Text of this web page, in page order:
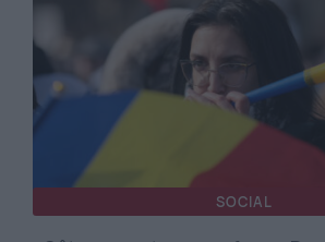
SOCIAL